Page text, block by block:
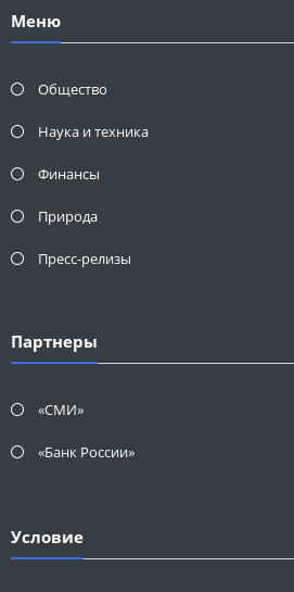
Меню
Общество
Наука и техника
Финансы
Природа
Пресс-релизы
Партнеры
«СМИ»
«Банк России»
Условие